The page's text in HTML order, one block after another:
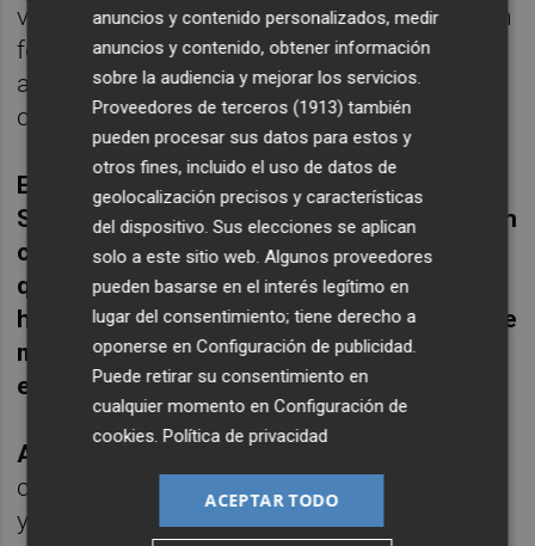
visibilidad y presencia en redes sociales, con
foco especial en Instagram y Linkedin,
además de acciones con influencers y
campañas de paid media.
En un entorno cada vez má
s competitivo,
Sadivalllevaexperimentadoaño tras año un
crecimiento significativo en sus ventas. ¿
qu
é factores atribuye este éxito? ¿Cómo
han influido sus estrategias comerciales, de
marketing y las tendencias de consumo en
este crecimiento?
A.G:
Este año estamos creciendo
comercialmente a través de nuevos clientes
y distribuidores. Esto es fruto también de un
anuncios y contenido personalizados, medir
anuncios y contenido, obtener información
sobre la audiencia y mejorar los servicios.
Proveedores de terceros (1913) también
pueden procesar sus datos para estos y
otros fines, incluido el uso de datos de
geolocalización precisos y características
del dispositivo. Sus elecciones se aplican
solo a este sitio web. Algunos proveedores
pueden basarse en el interés legítimo en
lugar del consentimiento; tiene derecho a
oponerse enConfiguración de publicidad
Puede retirar su consentimiento en
cualquier momento enConfiguración de
cookies .Política de privacidad
ACEPTAR TODO